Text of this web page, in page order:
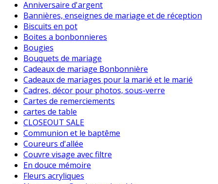
Anniversaire d'argent
Bannières, enseignes de mariage et de réception
Biscuits en pot
Boites a bonbonnieres
Bougies
Bouquets de mariage
Cadeaux de mariage Bonbonnière
Cadeaux de mariages pour la marié et le marié
Cadres, décor pour photos, sous-verre
Cartes de remerciements
cartes de table
CLOSEOUT SALE
Communion et le baptême
Coureurs d'allée
Couvre visage avec filtre
En douce mémoire
Fleurs acryliques